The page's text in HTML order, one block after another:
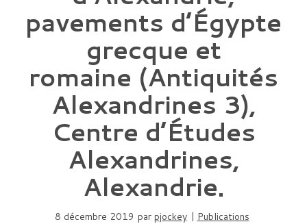
pavements d’Égypte
grecque et
romaine (Antiquités
Alexandrines 3),
Centre d’Études
Alexandrines,
Alexandrie.
8 décembre 2019 par pjockey | Publications